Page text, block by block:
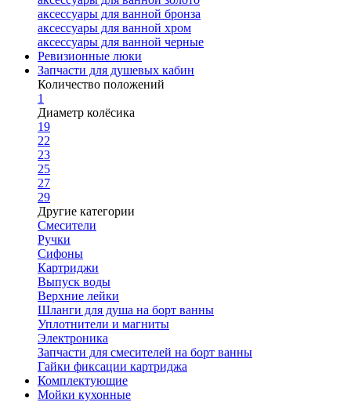
аксессуары для ванной бронза
аксессуары для ванной хром
аксессуары для ванной черные
Ревизионные люки
Запчасти для душевых кабин
Количество положений
1
Диаметр колёсика
19
22
23
25
27
29
Другие категории
Смесители
Ручки
Сифоны
Картриджи
Выпуск воды
Верхние лейки
Шланги для душа на борт ванны
Уплотнители и магниты
Электроника
Запчасти для смесителей на борт ванны
Гайки фиксации картриджа
Комплектующие
Мойки кухонные